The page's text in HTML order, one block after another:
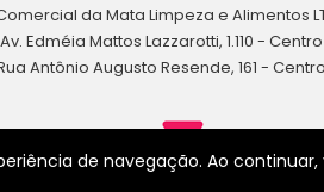
de navegação. Ao
da Mata Limpeza e Alimentos
Av. Edméia Mattos Lazzarotti, 1.110 -
Antônio Augusto Resende, 161 -